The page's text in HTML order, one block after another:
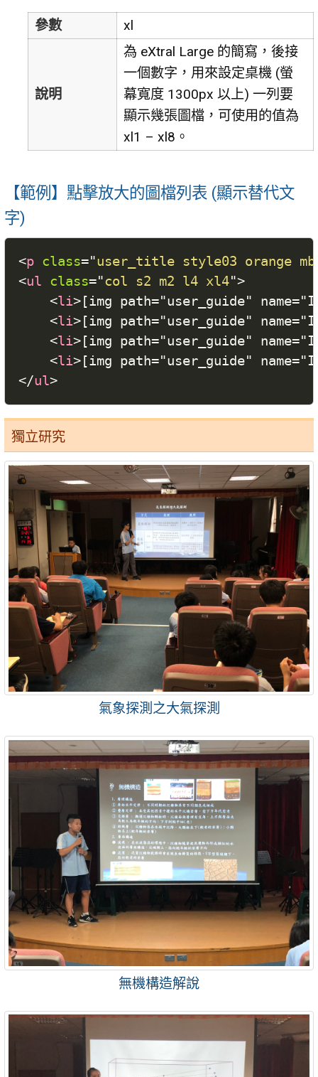
參數 xl
說明
為 eXtral Large 的簡寫，後接
一個數字，用來設定桌機 (螢
幕寬度 1300px 以上) 一列要
顯示幾張圖檔，可使用的值為
xl1 – xl8。
【範例】點擊放大的圖檔列表 (顯示替代文
字)
<p class="user_title style03 orange
<ul class="col s2 m2 l4 xl4">
<li>[img path="user_guide"
<li>[img path="user_guide"
<li>[img path="user_guide"
<li>[img path="user_guide"
</ul>
獨立研究
氣象探測之大氣探測
無機構造解說